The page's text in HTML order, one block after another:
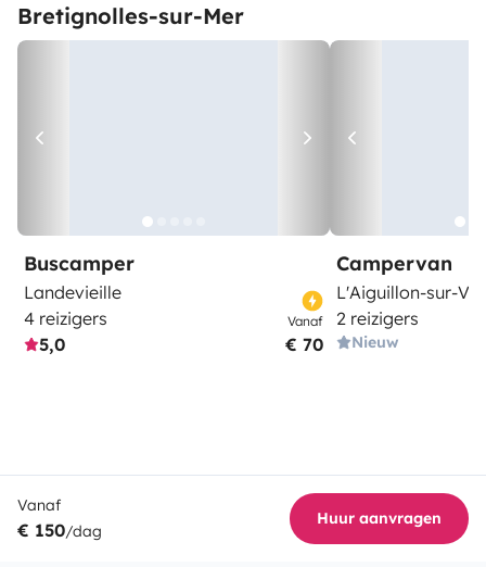
Bretignolles-sur-Mer
Buscamper
Landevieille
4 reizigers
5,0
Vanaf
€ 70
Campervan
L'Aiguillon-sur-Vie
2 reizigers
Nieuw
Vanaf
€ 150/dag
Huur aanvragen